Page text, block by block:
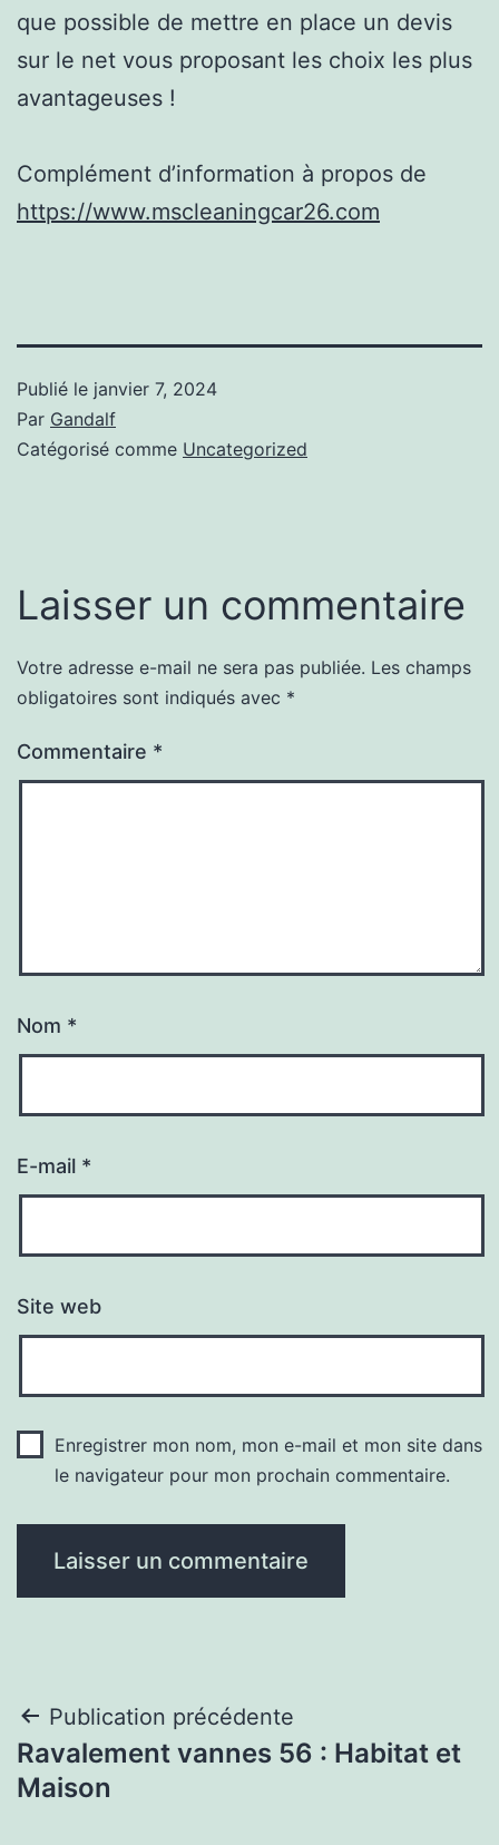
que possible de mettre en place un devis
sur le net vous proposant les choix les plus
avantageuses !
Complément d’information à propos de
https://www.mscleaningcar26.com
Publié le janvier 7, 2024
Par Gandalf
Catégorisé comme Uncategorized
Laisser un commentaire
Votre adresse e-mail ne sera pas publiée. Les champs
obligatoires sont indiqués avec *
Commentaire *
Nom *
E-mail *
Site web
Enregistrer mon nom, mon e-mail et mon site dans
le navigateur pour mon prochain commentaire.
Navigation
de
Publication précédente
Ravalement vannes 56 : Habitat et
Maison